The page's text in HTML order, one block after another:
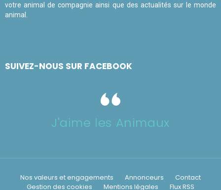
votre animal de compagnie ainsi que des actualités sur le monde
animal.
SUIVEZ-NOUS SUR FACEBOOK
J'aime les Animaux
Nos valeurs et engagements Annonceurs
Contact
Gestion des cookies
Mentions légales Flux RSS